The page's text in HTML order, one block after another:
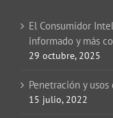
El Consumidor
informado y más
29 octubre, 2025
Penetración y
15 julio, 2022